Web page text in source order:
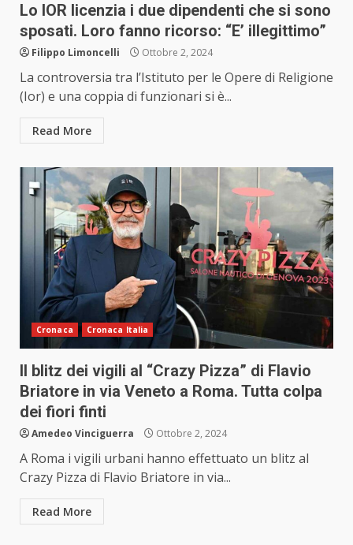
Lo IOR licenzia i due dipendenti che si sono
sposati. Loro fanno ricorso: “E’ illegittimo”
Filippo Limoncelli Ottobre 2, 2024
La controversia tra l’Istituto per le Opere di Religione
(Ior) e una coppia di funzionari si è...
Read More
Cronaca Cronaca Italia
Il blitz dei vigili al “Crazy Pizza” di Flavio
Briatore in via Veneto a Roma. Tutta colpa
dei fiori finti
Amedeo Vinciguerra Ottobre 2, 2024
A Roma i vigili urbani hanno effettuato un blitz al
Crazy Pizza di Flavio Briatore in via...
Read More